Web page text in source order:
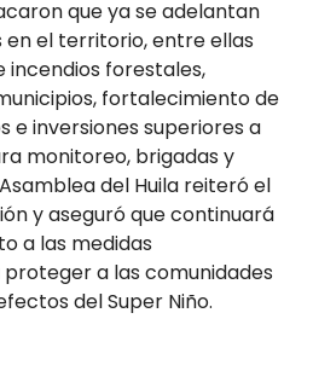
que ya se adelantan
el territorio, entre ellas
forestales,
fortalecimiento de
e inversiones superiores a
monitoreo, brigadas y
del Huila reiteró el
y aseguró que continuará
a las medidas
a las comunidades
del Super Niño.